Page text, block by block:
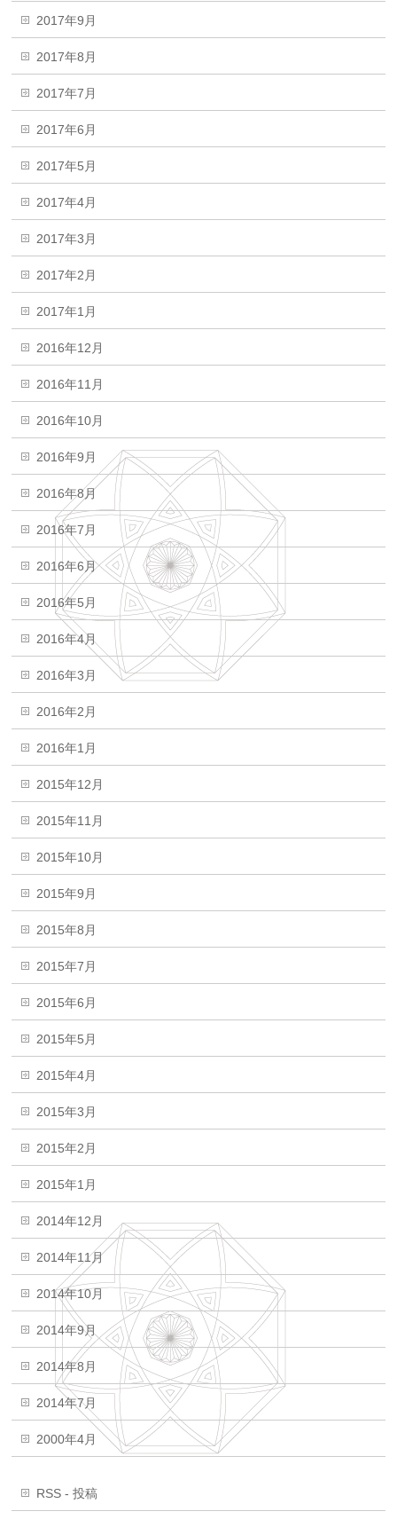
2017年9月
2017年8月
2017年7月
2017年6月
2017年5月
2017年4月
2017年3月
2017年2月
2017年1月
2016年12月
2016年11月
2016年10月
2016年9月
2016年8月
2016年7月
2016年6月
2016年5月
2016年4月
2016年3月
2016年2月
2016年1月
2015年12月
2015年11月
2015年10月
2015年9月
2015年8月
2015年7月
2015年6月
2015年5月
2015年4月
2015年3月
2015年2月
2015年1月
2014年12月
2014年11月
2014年10月
2014年9月
2014年8月
2014年7月
2000年4月
RSS - 投稿